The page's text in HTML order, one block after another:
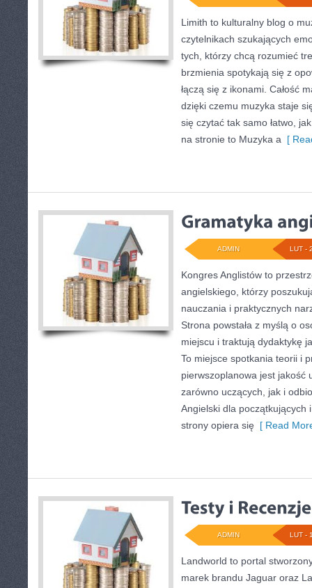
Limith to kulturalny blog o
czytelnikach szukających
tych, którzy chcą rozumieć
brzmienia spotykają się z
łączą się z ikonami. Całość
dzięki czemu muzyka staje
się czytać tak samo łatwo,
na stronie to Muzyka a [
LUT -
ADMIN
Kongres Anglistów to
angielskiego, którzy
nauczania i praktycznych
Strona powstała z myślą o
miejscu i traktują dydaktykę
To miejsce spotkania teorii i
pierwszoplanowa jest jakość
zarówno uczących, jak i
Angielski dla początkujących
strony opiera się [ Read
LUT -
ADMIN
Landworld to portal
marek brandu Jaguar oraz